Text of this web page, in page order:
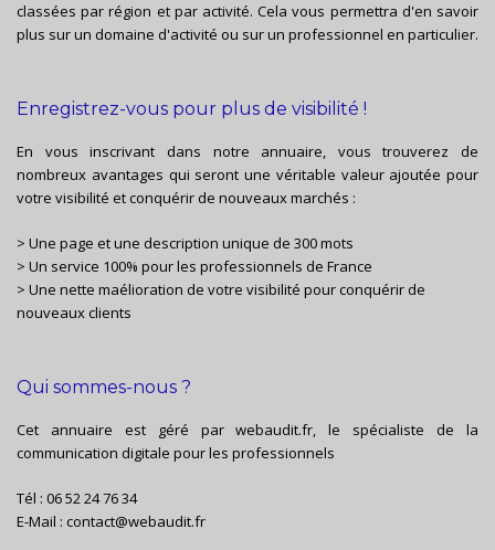
classées par région et par activité. Cela vous permettra d'en savoir
plus sur un domaine d'activité ou sur un professionnel en particulier.
Enregistrez-vous pour plus de visibilité !
En vous inscrivant dans notre annuaire, vous trouverez de
nombreux avantages qui seront une véritable valeur ajoutée pour
votre visibilité et conquérir de nouveaux marchés :
> Une page et une description unique de 300 mots
> Un service 100% pour les professionnels de France
> Une nette maélioration de votre visibilité pour conquérir de
nouveaux clients
Qui sommes-nous ?
Cet annuaire est géré parwebaudit.fr, le spécialiste de la
communication digitale pour les professionnels
Tél : 06 52 24 76 34
E-Mail : contact@webaudit.fr